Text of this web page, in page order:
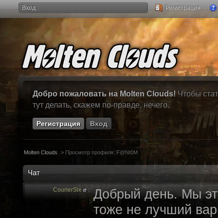
Вход Регистрация
Добро пожаловать на Molten Clouds! Чтобы
тут делать, скажем по-правде, нечего.
Регистрация Вход
Molten Clouds > Просмотр профиля: F@Nt0M
Чат
CourierSix : Добрый день. Мы
тоже не лучший